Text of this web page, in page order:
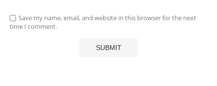
Save my name, email, and website in this browser for the next
time I comment.